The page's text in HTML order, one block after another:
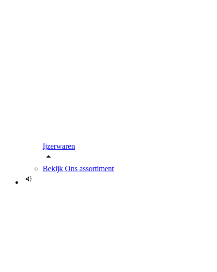
Ijzerwaren
Bekijk Ons assortiment